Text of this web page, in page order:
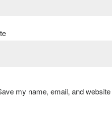
my name, email, and